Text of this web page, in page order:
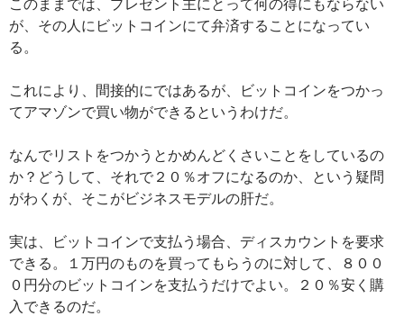
が、その人にビットコインにて弁済することになってい
る。
これにより、間接的にではあるが、ビットコインをつかっ
てアマゾンで買い物ができるというわけだ。
なんでリストをつかうとかめんどくさいことをしているの
か？どうして、それで２０％オフになるのか、という疑問
がわくが、そこがビジネスモデルの肝だ。
実は、ビットコインで支払う場合、ディスカウントを要求
できる。１万円のものを買ってもらうのに対して、８００
０円分のビットコインを支払うだけでよい。２０％安く購
入できるのだ。